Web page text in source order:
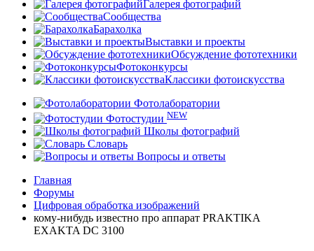
Галерея фотографий
Сообщества
Барахолка
Выставки и проекты
Обсуждение фототехники
Фотоконкурсы
Классики фотоискусства
Фотолаборатории
Фотостудии NEW
Школы фотографий
Словарь
Вопросы и ответы
Главная
Форумы
Цифровая обработка изображений
кому-нибудь известно про аппарат PRAKTIKA
EXAKTA DC 3100